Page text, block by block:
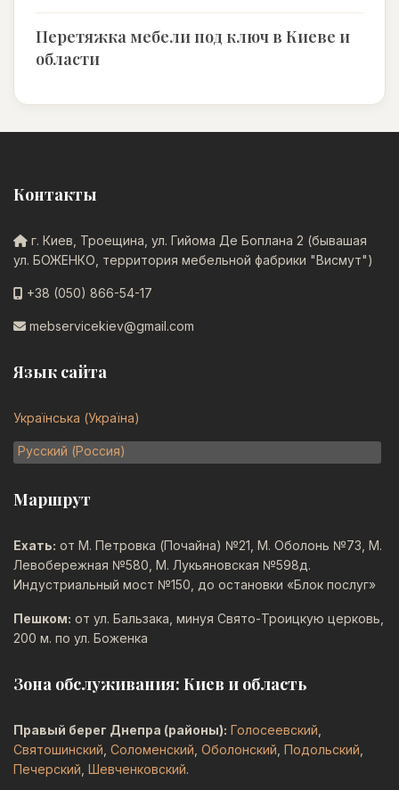
Перетяжка мебели под ключ в Киеве и
области
Контакты
г. Киев, Троещина, ул. Гийома Де Боплана 2 (бывашая
ул. БОЖЕНКО, территория мебельной фабрики "Висмут")
+38 (050) 866-54-17
mebservicekiev@gmail.com
Язык сайта
Выберите язык
Українська (Україна)
Русский (Россия)
Маршрут
Ехать: от М. Петровка (Почайна) №21, М. Оболонь №73, М.
Левобережная №580, М. Лукьяновская №598д.
Индустриальный мост №150, до остановки «Блок послуг»
Пешком: от ул. Бальзака, минуя Свято-Троицкую церковь,
200 м. по ул. Боженка
Зона обслуживания: Киев и область
Правый берег Днепра (районы): Голосеевский
Святошинский Соломенский Оболонский Подольский
Печерский Шевченковский.